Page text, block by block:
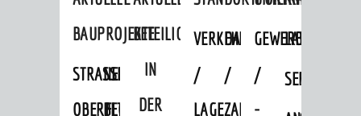
BAUPROJEKTE
STRASSENBAUMASSNAHMEN OB
ERFLOCKENBACH
NEUBAU
BETRIEBSGEBÄUDE
BETEILIGUNGEN
IN
DER
VERKEHRSANBINDUNG
/
LAGE
DATEN
/
ZAHLEN
GEWERBEFLÄCHEN
/
-